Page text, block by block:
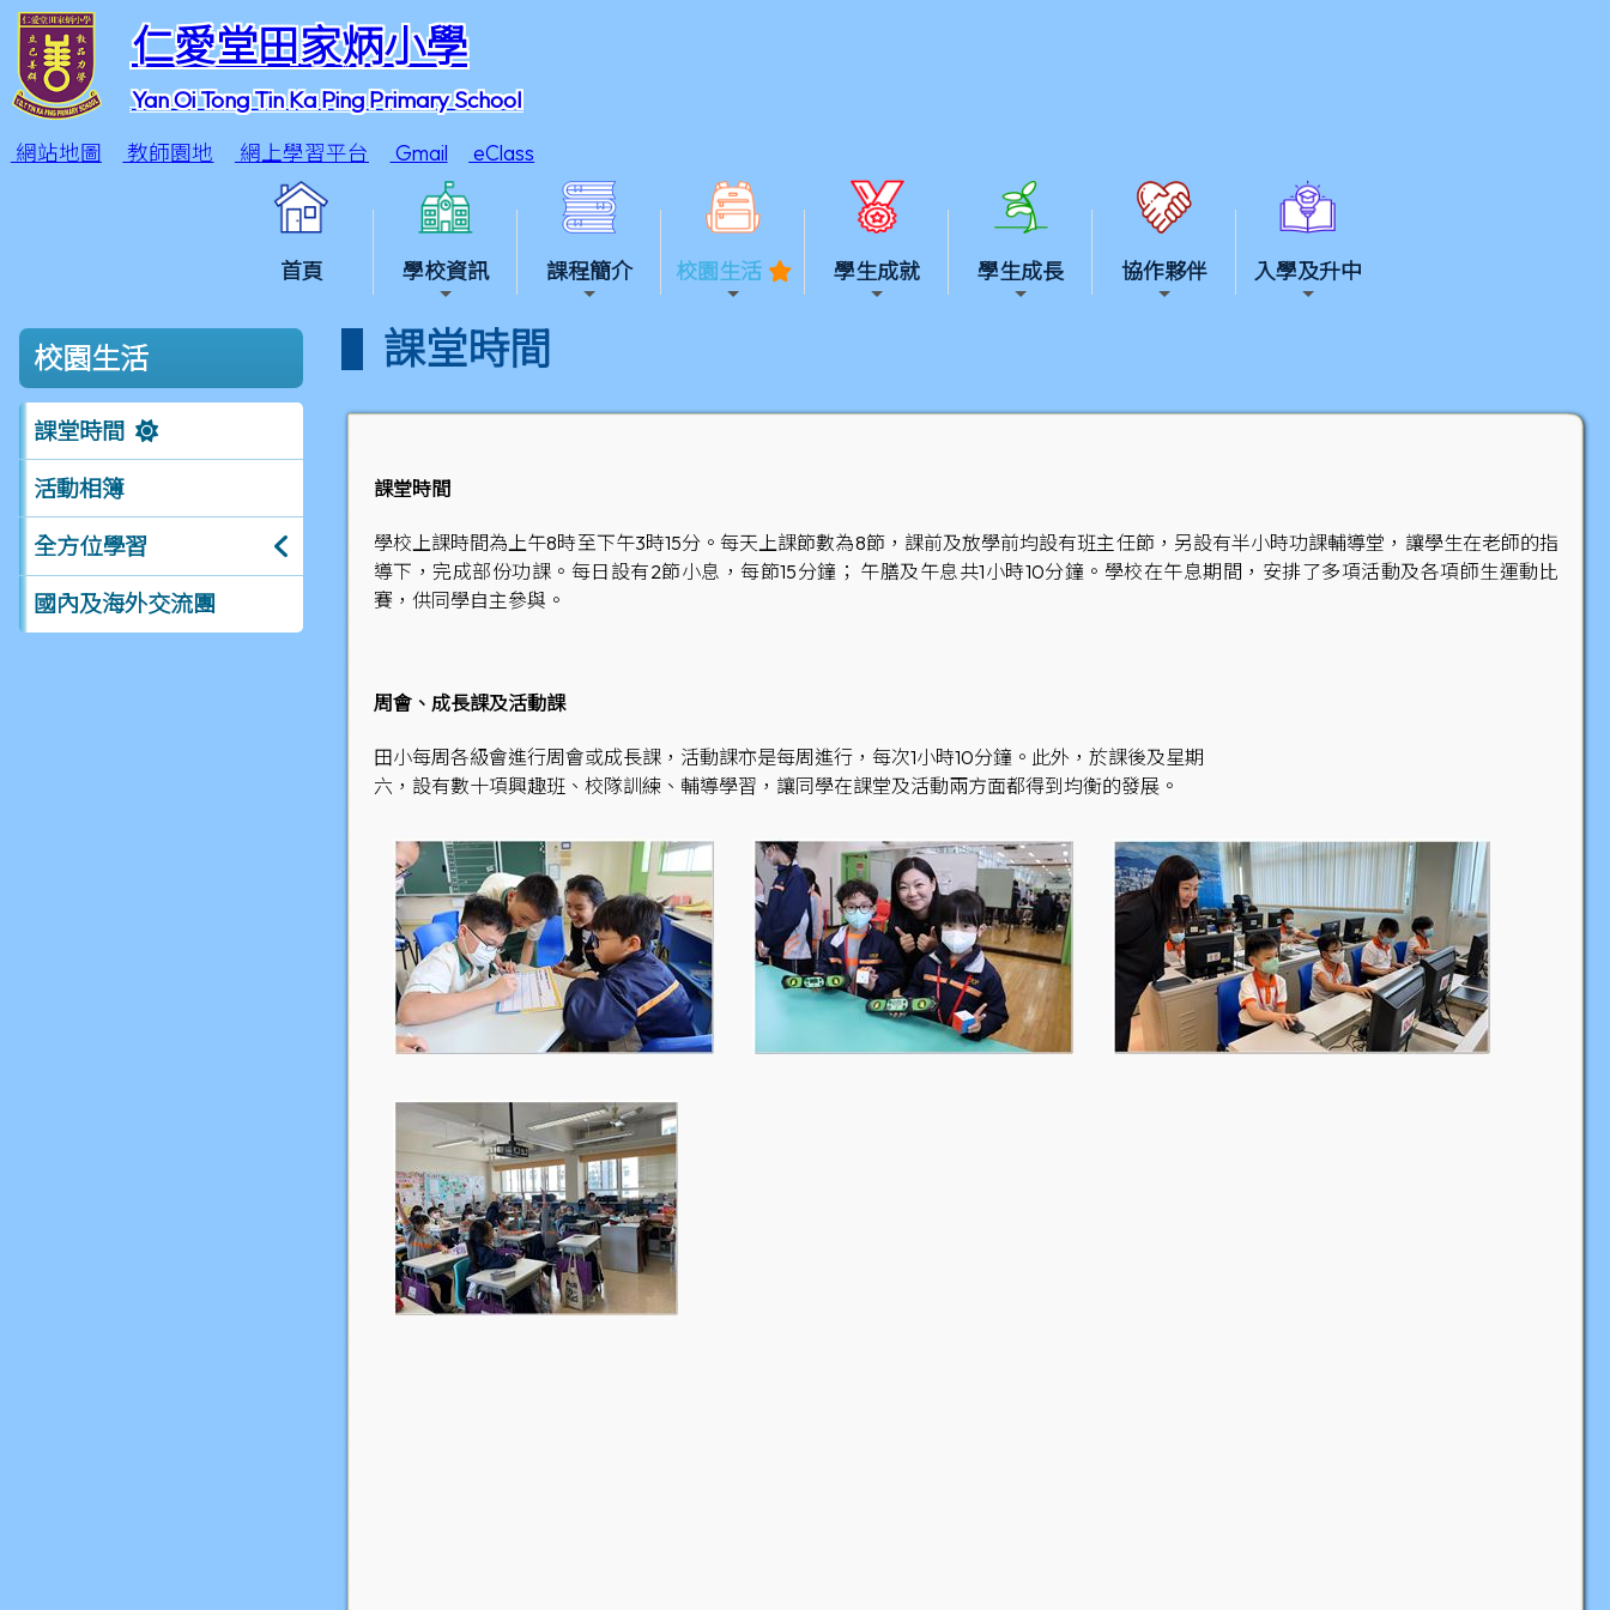
仁愛堂田家炳小學
Yan Oi Tong Tin Ka Ping Primary School
網站地圖 教師園地 網上學習平台 Gmail eClass
首頁 學校資訊 課程簡介 校園生活 學生成就 學生成長 協作夥伴 入學及升中
校園生活
課堂時間
活動相簿
全方位學習
國內及海外交流團
課堂時間
課堂時間
學校上課時間為上午8時至下午3時15分。每天上課節數為8節，課前及放學前均設有班主任節，另設有半小時功課輔導堂，讓學生在老師的指
導下，完成部份功課。每日設有2節小息，每節15分鐘； 午膳及午息共1小時10分鐘。學校在午息期間，安排了多項活動及各項師生運動比
賽，供同學自主參與。
周會、成長課及活動課
田小每周各級會進行周會或成長課，活動課亦是每周進行，每次1小時10分鐘。此外，於課後及星期
六，設有數十項興趣班、校隊訓練、輔導學習，讓同學在課堂及活動兩方面都得到均衡的發展。